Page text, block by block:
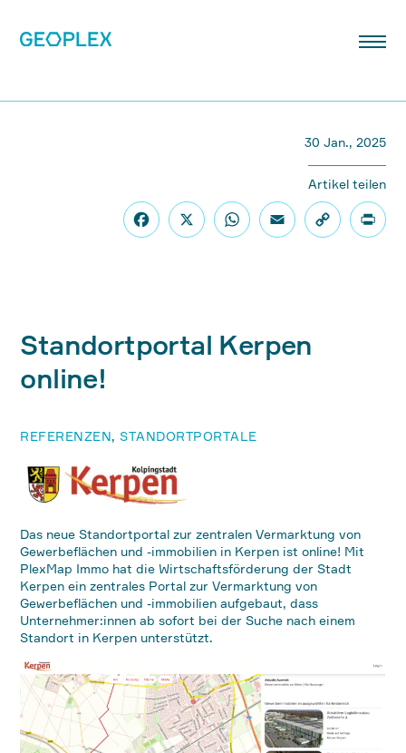
REFERENZEN,STANDORTPORTALE
Standortportal Kerpen
online!
Das neue Standortportal zur zentralen Vermarktung von
Gewerbeflächen und -immobilien in Kerpen ist online! Mit
PlexMap Immo hat die Wirtschaftsförderung der Stadt
Kerpen ein zentrales Portal zur Vermarktung von
Gewerbeflächen und -immobilien aufgebaut, dass
Unternehmer:innen ab sofort bei der Suche nach einem
Standort in Kerpen unterstützt.
30 Jan., 2025
Artikel teilen